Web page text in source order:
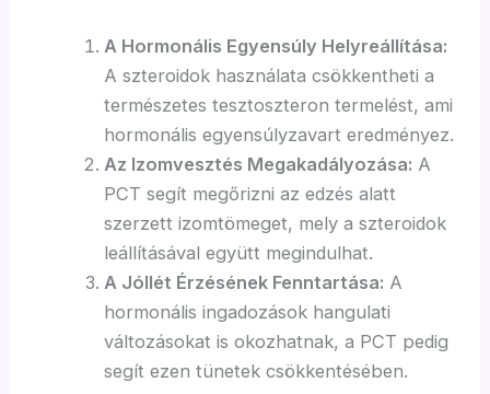
A Hormonális Egyensúly Helyreállítása:
A szteroidok használata csökkentheti a
természetes tesztoszteron termelést, ami
hormonális egyensúlyzavart eredményez.
Az Izomvesztés Megakadályozása: A
PCT segít megőrizni az edzés alatt
szerzett izomtömeget, mely a szteroidok
leállításával együtt megindulhat.
A Jóllét Érzésének Fenntartása: A
hormonális ingadozások hangulati
változásokat is okozhatnak, a PCT pedig
segít ezen tünetek csökkentésében.